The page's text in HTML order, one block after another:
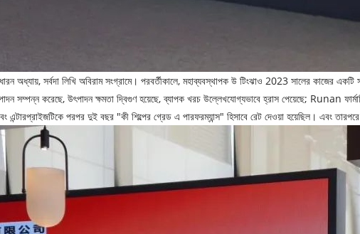
অধ্যায়, সর্বদা লিখি অবিরাম সংগ্রামে। পরবর্তীকালে, মহাব্যবস্থাপক উ টিংঝাও 2023 সালের কাজের
করেছে, উৎপাদন ক্ষমতা দ্বিগুণ হয়েছে, ব্যাপক খরচ উল্লেখযোগ্যভাবে হ্রাস পেয়েছে; Runan
এন্টারপ্রাইজটিকে পরপর দুই বছর "কী শিল্পের গ্রেড এ পারফরম্যান্স" হিসাবে রেট দেওয়া হয়েছিল। এবং